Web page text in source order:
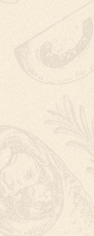
VEPŘOVÉ